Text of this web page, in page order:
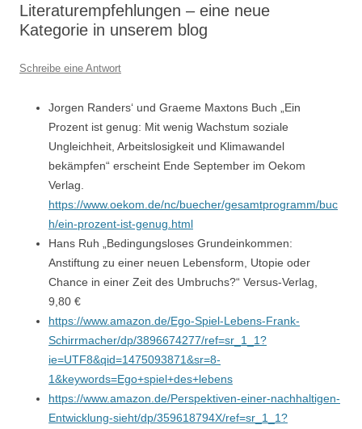
Literaturempfehlungen – eine neue
Kategorie in unserem blog
Schreibe eine Antwort
Jorgen Randers‘ und Graeme Maxtons Buch „Ein
Prozent ist genug: Mit wenig Wachstum soziale
Ungleichheit, Arbeitslosigkeit und Klimawandel
bekämpfen“ erscheint Ende September im Oekom
Verlag.
https://www.oekom.de/nc/buecher/gesamtprogramm/buc
h/ein-prozent-ist-genug.html
Hans Ruh „Bedingungsloses Grundeinkommen:
Anstiftung zu einer neuen Lebensform, Utopie oder
Chance in einer Zeit des Umbruchs?“ Versus-Verlag,
9,80 €
https://www.amazon.de/Ego-Spiel-Lebens-Frank-
Schirrmacher/dp/3896674277/ref=sr_1_1?
ie=UTF8&qid=1475093871&sr=8-
1&keywords=Ego+spiel+des+lebens
https://www.amazon.de/Perspektiven-einer-nachhaltigen-
Entwicklung-sieht/dp/359618794X/ref=sr_1_1?